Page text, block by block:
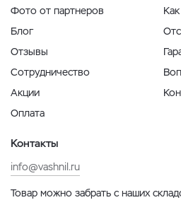
Фото от партнеров
Блог
Отзывы
Сотрудничество
Акции
Оплата
Контакты
info@vashnil.ru
Товар можно забрать с наших